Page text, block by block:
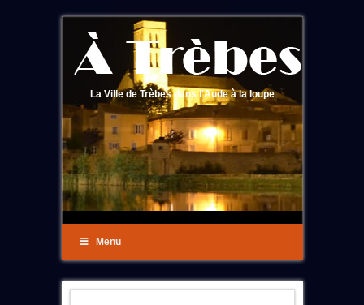
La Ville de Trèbes dans l'Aude à la loupe
Menu